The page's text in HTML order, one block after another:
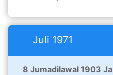
Juli 1971
8 Jumadilawal 1903 Ja